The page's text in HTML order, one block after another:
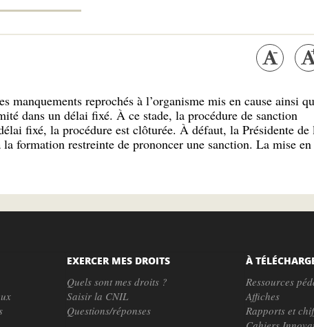
reprochés à l’organisme mis en cause ainsi
dans un délai fixé. À ce stade, la procédure de sanction
fixé, la procédure est clôturée. À défaut, la Présidente de
formation restreinte de prononcer une sanction. La mise en
EXERCER MES DROITS
Quels sont mes droits ?
Saisir la CNIL
Questions/réponses
À
Ressources
Affiches
Rapports et